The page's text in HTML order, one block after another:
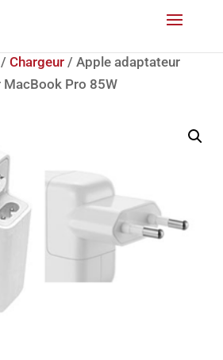
/ Chargeur / Apple adaptateur
Pro 85W